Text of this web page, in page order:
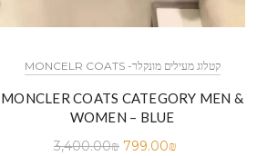
MONCELR COATS -קטלוג מעילים מונקלר
MONCLER COATS CATEGORY MEN &
WOMEN – BLUE
3,400.00₪ 799.00₪